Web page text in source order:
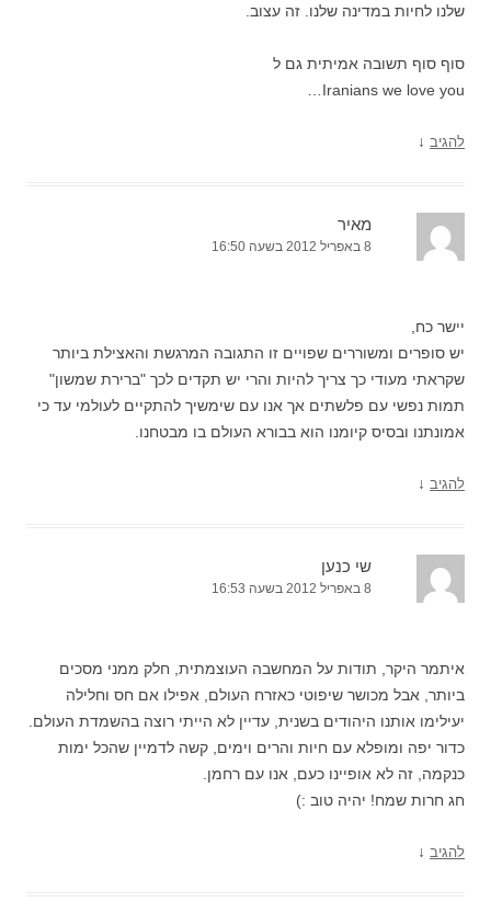
שלנו לחיות במדינה שלנו. זה עצוב.
סוף סוף תשובה אמיתית גם ל
Iranians we love you…
להגיב ↓
מאיר
8 באפריל 2012 בשעה 16:50
יישר כח,
יש סופרים ומשוררים שפויים זו התגובה המרגשת והאצילת ביותר
שקראתי מעודי כך צריך להיות והרי יש תקדים לכך "ברירת שמשון"
תמות נפשי עם פלשתים אך אנו עם שימשיך להתקיים לעולמי עד כי
אמונתנו ובסיס קיומנו הוא בבורא העולם בו מבטחנו.
להגיב ↓
שי כנען
8 באפריל 2012 בשעה 16:53
איתמר היקר, תודות על המחשבה העוצמתית, חלק ממני מסכים
ביותר, אבל מכושר שיפוטי כאזרח העולם, אפילו אם חס וחלילה
יעילימו אותנו היהודים בשנית, עדיין לא הייתי רוצה בהשמדת העולם.
כדור יפה ומופלא עם חיות והרים וימים, קשה לדמיין שהכל ימות
כנקמה, זה לא אופיינו כעם, אנו עם רחמן.
חג חרות שמח! יהיה טוב :)
להגיב ↓